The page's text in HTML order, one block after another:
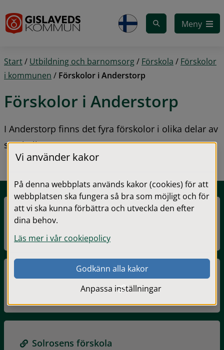
Meny
Start/ Utbildning och barnomsorg/ Förskola / Förskolor
i kommunen / Förskolor i Anderstorp
Förskolor i Anderstorp
I Anderstorp finns det fyra förskolor i olika delar av
samhället.
Kastanjens förskola
Snickarens förskola
Solrosens förskola
Vi använder kakor
På denna webbplats används kakor (cookies) för att
webbplatsen ska fungera så bra som möjligt och för
att vi ska kunna förbättra och utveckla den efter
dina behov.
Läs mer i vår cookiepolicy
Godkänn alla kakor
Anpassa inställningar